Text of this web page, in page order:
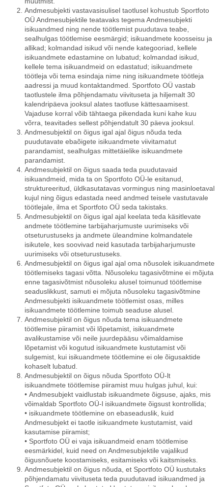
Andmesubjekti vastavasisulisel taotlusel kohustub Sportfoto
OÜ Andmesubjektile teatavaks tegema Andmesubjekti
isikuandmed ning nende töötlemist puudutava teabe,
sealhulgas töötlemise eesmärgid; isikuandmete koosseisu ja
allikad; kolmandad isikud või nende kategooriad, kellele
isikuandmete edastamine on lubatud; kolmandad isikud,
kellele tema isikuandmeid on edastatud; isikuandmete
töötleja või tema esindaja nime ning isikuandmete töötleja
aadressi ja muud kontaktandmed. Sportfoto OÜ vastab
taotlustele ilma põhjendamatu viivituseta ja hiljemalt 30
kalendripäeva jooksul alates taotluse kättesaamisest.
Vajaduse korral võib tähtaega pikendada kuni kahe kuu
võrra, teavitades sellest põhjendatult 30 päeva jooksul.
Andmesubjektil on õigus igal ajal õigus nõuda teda
puudutavate ebaõigete isikuandmete viivitamatut
parandamist, sealhulgas mittetäielike isikuandmete
parandamist.
Andmesubjektil on õigus saada teda puudutavaid
isikuandmeid, mida ta on Sportfoto OÜ-le esitanud,
struktureeritud, üldkasutatavas vormingus ning masinloetaval
kujul ning õigus edastada need andmed teisele vastutavale
töötlejale, ilma et Sportfoto OÜ seda takistaks.
Andmesubjektil on õigus igal ajal keelata teda käsitlevate
andmete töötlemine tarbijaharjumuste uurimiseks või
otseturustuseks ja andmete üleandmine kolmandatele
isikutele, kes soovivad neid kasutada tarbijaharjumuste
uurimiseks või otseturustuseks.
Andmesubjektil on õigus igal ajal oma nõusolek isikuandmete
töötlemiseks tagasi võtta. Nõusoleku tagasivõtmine ei mõjuta
enne tagasivõtmist nõusoleku alusel toimunud töötlemise
seaduslikkust, samuti ei mõjuta nõusoleku tagasivõtmine
Andmesubjekti isikuandmete töötlemist osas, milles
isikuandmete töötlemine toimub seaduse alusel.
Andmesubjektil on õigus nõuda tema isikuandmete
töötlemise piiramist või lõpetamist, isikuandmete
avalikustamise või neile juurdepääsu võimaldamise
lõpetamist või kogutud isikuandmete kustutamist või
sulgemist, kui isikuandmete töötlemine ei ole õigusaktide
kohaselt lubatud.
Andmesubjektil on õigus nõuda Sportfoto OÜ-lt
isikuandmete töötlemise piiramist muu hulgas juhul, kui:
• Andmesubjekt vaidlustab isikuandmete õigsuse, ajaks, mis
võimaldab Sportfoto OÜ-l isikuandmete õigsust kontrollida;
• isikuandmete töötlemine on ebaseaduslik, kuid
Andmesubjekt ei taotle isikuandmete kustutamist, vaid
kasutamise piiramist;
• Sportfoto OÜ ei vaja isikuandmeid enam töötlemise
eesmärkidel, kuid need on Andmesubjektile vajalikud
õigusnõuete koostamiseks, esitamiseks või kaitsmiseks.
Andmesubjektil on õigus nõuda, et Sportfoto OÜ kustutaks
põhjendamatu viivituseta teda puudutavad isikuandmed ja